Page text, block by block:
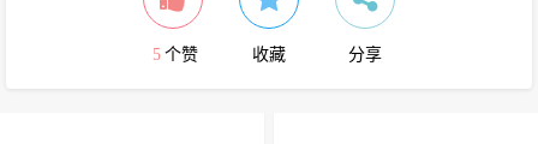
5 个赞 收藏 分享